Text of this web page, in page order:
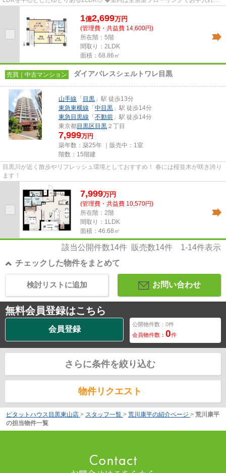
1億2,699万円
(管理費・共益費 14,600円)
所在階：5階
間取り：2LDK
面積：68.86㎡
売買｜中古マンション ダイアパレスシェルトワレ目黒
山手線 「 目黒 」駅 徒歩13分
東急東横線 「 中目黒 」駅 徒歩14分
東急目黒線 「 不動前 」駅 徒歩14分
東京都目黒区 目黒 ２丁目
7,999万円
築年数：築25年 ｜販売中： 1室
階数：15階建
目黒川が近く散歩やリフレッシュ環境としておすすめ！ 春には桜並木が咲き誇り
ます！
7,999万円
(管理費・共益費 10,570円)
所在階：2階
間取り：1LDK
面積：46.68㎡
該当公開件数14件 販売数14件 1-14件表示
チェックした物件をまとめて
お問い合わせ
検討リストに追加
無料会員登録はこちら
会員登録
公開物件数： 0件
会員物件数： 0件
さらに条件を絞り込む
物件リクエスト
ピタットハウス目黒東山店 > スタッフ一覧 > 荒川康平の紹介ページ > 荒川康平
の担当物件一覧